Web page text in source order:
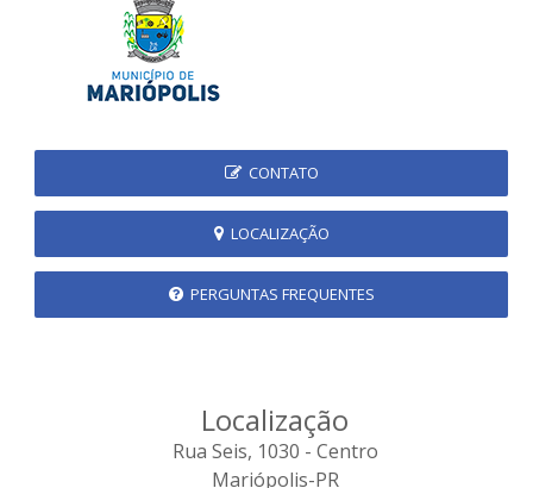
CONTATO
LOCALIZAÇÃO
PERGUNTAS FREQUENTES
Localização
Rua Seis, 1030 - Centro
Mariópolis-PR